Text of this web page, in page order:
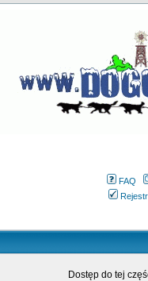
FAQ
Dostęp do tej